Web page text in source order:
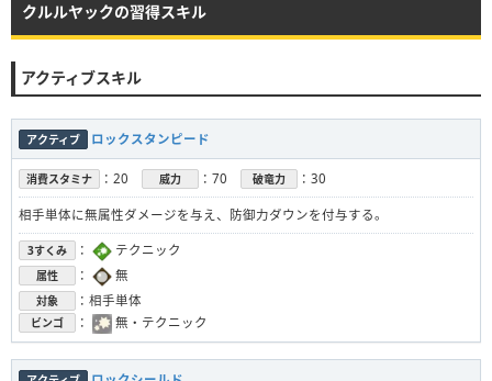
クルルヤックの習得スキル
アクティブスキル
アクティブ ロックスタンピード
消費スタミナ ：20 威力 ：70 破竜力 ：30
相手単体に無属性ダメージを与え、防御力ダウンを付与する。
3すくみ ： テクニック
属性 ： 無
対象 ：相手単体
ビンゴ ： 無・テクニック